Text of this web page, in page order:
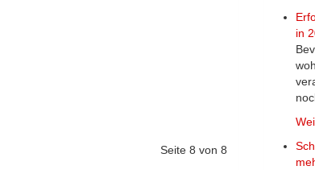
Seite 8 von 8
in